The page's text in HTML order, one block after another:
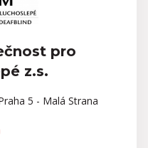
pro
z.s.
5 - Malá Strana